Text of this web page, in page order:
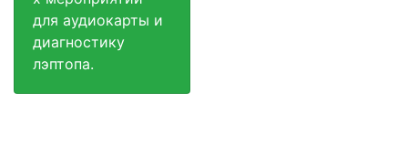
для аудиокарты и
диагностику
лэптопа.